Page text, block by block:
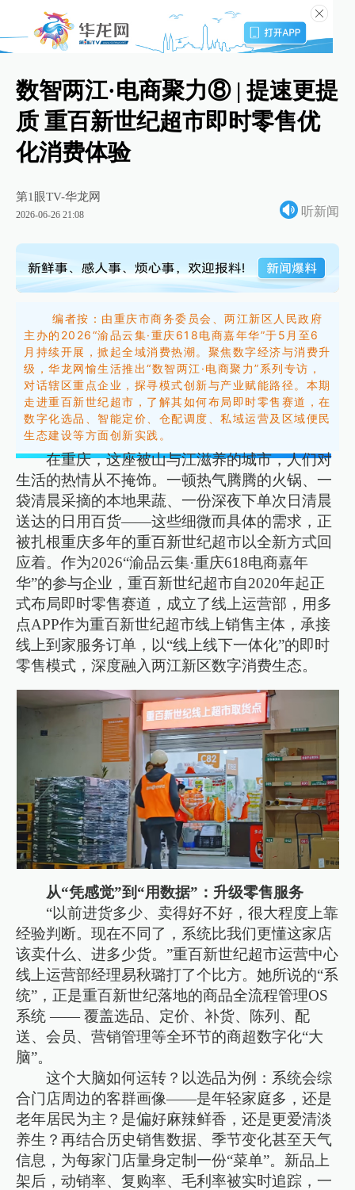
数智两江·电商聚力⑧ | 提速更提
质 重百新世纪超市即时零售优
化消费体验
第1眼TV-华龙网
2026-06-26 21:08 听新闻
编者按：由重庆市商务委员会、两江新区人民政府
主办的2026“渝品云集·重庆618电商嘉年华”于5月至6
月持续开展，掀起全域消费热潮。聚焦数字经济与消费升
级，华龙网愉生活推出“数智两江·电商聚力”系列专访，
对话辖区重点企业，探寻模式创新与产业赋能路径。 本期
走进重百新世纪超市，了解其如何布局即时零售赛道，在
数字化选品、智能定价、仓配调度、私域运营及区域便民
生态建设等方面创新实践。
在重庆，这座被山与江滋养的城市，人们对
生活的热情从不掩饰。一顿热气腾腾的火锅、一
袋清晨采摘的本地果蔬、一份深夜下单次日清晨
送达的日用百货——这些细微而具体的需求，正
被扎根重庆多年的重百新世纪超市以全新方式回
应着。作为2026“渝品云集·重庆618电商嘉年
华”的参与企业，重百新世纪超市自2020年起正
式布局即时零售赛道，成立了线上运营部，用多
点APP作为重百新世纪超市线上销售主体，承接
线上到家服务订单，以“线上线下一体化”的即时
零售模式，深度融入两江新区数字消费生态。
从“凭感觉”到“用数据”：升级零售服务
“以前进货多少、卖得好不好，很大程度上靠
经验判断。现在不同了，系统比我们更懂这家店
该卖什么、进多少货。”重百新世纪超市运营中心
线上运营部经理易秋璐打了个比方。她所说的“系
统”，正是重百新世纪落地的商品全流程管理OS
系统 —— 覆盖选品、定价、补货、陈列、配
送、会员、营销管理等全环节的商超数字化“大
脑”。
这个大脑如何运转？以选品为例：系统会综
合门店周边的客群画像——是年轻家庭多，还是
老年居民为主？是偏好麻辣鲜香，还是更爱清淡
养生？再结合历史销售数据、季节变化甚至天气
信息，为每家门店量身定制一份“菜单”。新品上
架后，动销率、复购率、毛利率被实时追踪，一